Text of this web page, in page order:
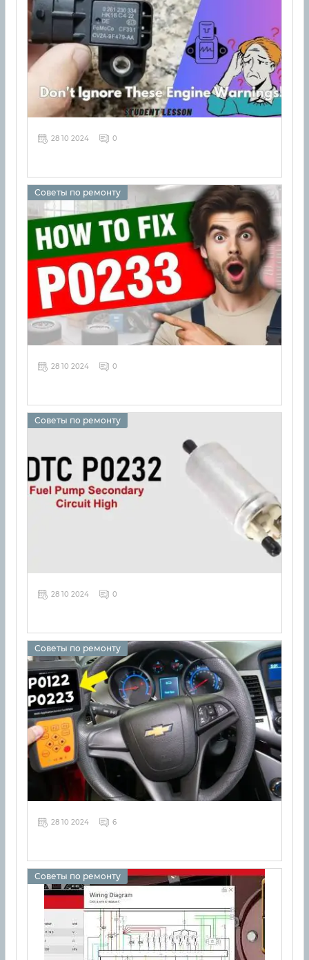
28 10 2024 0
Советы по ремонту
28 10 2024 0
Советы по ремонту
28 10 2024 0
Советы по ремонту
28 10 2024 6
Советы по ремонту